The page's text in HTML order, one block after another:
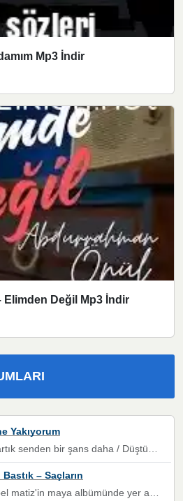
Mp3 İndir
Değil Mp3 İndir
Yakıyorum
zaman ben olmayacağım yanında” dizeleri, artık geçmişin tekrarına izin verilmeyeceğini, kişisel sınırların çizildiğini gösteriyor.
– Saçların
albümünde yer alan güzellerden. parça da şarkı hani! müzikal altyapısına vurulduğum, sözlerinde kaybolduğum bir parça olmuş.